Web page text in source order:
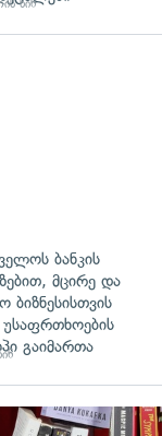
წინ
ბანკის
მცირე და
ბიზნესისთვის
გაიმართა